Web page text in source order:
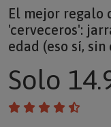
El mejor regalo
'cerveceros':
edad (eso sí, sin
Solo